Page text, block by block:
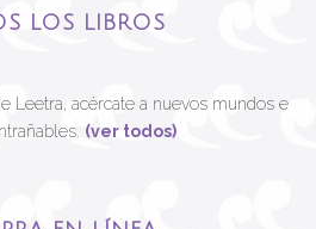
LOS LIBROS
Leetra, acércate a nuevos mundos e
(ver todos)